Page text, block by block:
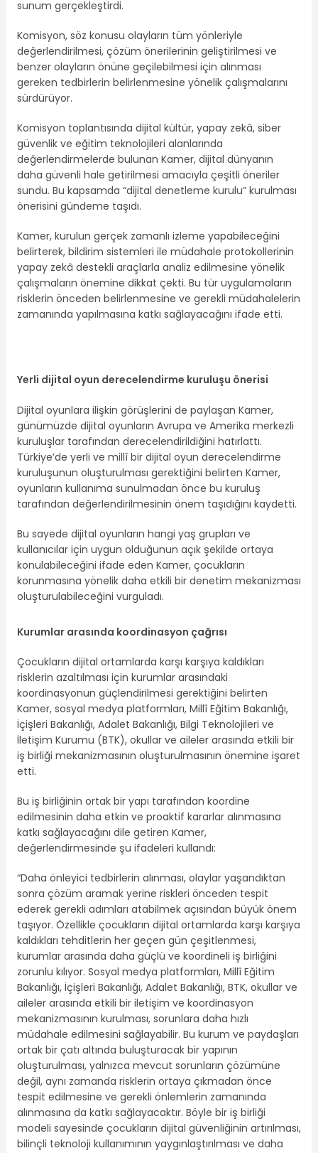
sunum gerçekleştirdi.
Komisyon, söz konusu olayların tüm yönleriyle
değerlendirilmesi, çözüm önerilerinin geliştirilmesi ve
benzer olayların önüne geçilebilmesi için alınması
gereken tedbirlerin belirlenmesine yönelik çalışmalarını
sürdürüyor.
Komisyon toplantısında dijital kültür, yapay zekâ, siber
güvenlik ve eğitim teknolojileri alanlarında
değerlendirmelerde bulunan Kamer, dijital dünyanın
daha güvenli hale getirilmesi amacıyla çeşitli öneriler
sundu. Bu kapsamda “dijital denetleme kurulu” kurulması
önerisini gündeme taşıdı.
Kamer, kurulun gerçek zamanlı izleme yapabileceğini
belirterek, bildirim sistemleri ile müdahale protokollerinin
yapay zekâ destekli araçlarla analiz edilmesine yönelik
çalışmaların önemine dikkat çekti. Bu tür uygulamaların
risklerin önceden belirlenmesine ve gerekli müdahalelerin
zamanında yapılmasına katkı sağlayacağını ifade etti.
Yerli dijital oyun derecelendirme kuruluşu önerisi
Dijital oyunlara ilişkin görüşlerini de paylaşan Kamer,
günümüzde dijital oyunların Avrupa ve Amerika merkezli
kuruluşlar tarafından derecelendirildiğini hatırlattı.
Türkiye’de yerli ve millî bir dijital oyun derecelendirme
kuruluşunun oluşturulması gerektiğini belirten Kamer,
oyunların kullanıma sunulmadan önce bu kuruluş
tarafından değerlendirilmesinin önem taşıdığını kaydetti.
Bu sayede dijital oyunların hangi yaş grupları ve
kullanıcılar için uygun olduğunun açık şekilde ortaya
konulabileceğini ifade eden Kamer, çocukların
korunmasına yönelik daha etkili bir denetim mekanizması
oluşturulabileceğini vurguladı.
Kurumlar arasında koordinasyon çağrısı
Çocukların dijital ortamlarda karşı karşıya kaldıkları
risklerin azaltılması için kurumlar arasındaki
koordinasyonun güçlendirilmesi gerektiğini belirten
Kamer, sosyal medya platformları, Millî Eğitim Bakanlığı,
İçişleri Bakanlığı, Adalet Bakanlığı, Bilgi Teknolojileri ve
İletişim Kurumu (BTK), okullar ve aileler arasında etkili bir
iş birliği mekanizmasının oluşturulmasının önemine işaret
etti.
Bu iş birliğinin ortak bir yapı tarafından koordine
edilmesinin daha etkin ve proaktif kararlar alınmasına
katkı sağlayacağını dile getiren Kamer,
değerlendirmesinde şu ifadeleri kullandı:
“Daha önleyici tedbirlerin alınması, olaylar yaşandıktan
sonra çözüm aramak yerine riskleri önceden tespit
ederek gerekli adımları atabilmek açısından büyük önem
taşıyor. Özellikle çocukların dijital ortamlarda karşı karşıya
kaldıkları tehditlerin her geçen gün çeşitlenmesi,
kurumlar arasında daha güçlü ve koordineli iş birliğini
zorunlu kılıyor. Sosyal medya platformları, Millî Eğitim
Bakanlığı, İçişleri Bakanlığı, Adalet Bakanlığı, BTK, okullar ve
aileler arasında etkili bir iletişim ve koordinasyon
mekanizmasının kurulması, sorunlara daha hızlı
müdahale edilmesini sağlayabilir. Bu kurum ve paydaşları
ortak bir çatı altında buluşturacak bir yapının
oluşturulması, yalnızca mevcut sorunların çözümüne
değil, aynı zamanda risklerin ortaya çıkmadan önce
tespit edilmesine ve gerekli önlemlerin zamanında
alınmasına da katkı sağlayacaktır. Böyle bir iş birliği
modeli sayesinde çocukların dijital güvenliğinin artırılması,
bilinçli teknoloji kullanımının yaygınlaştırılması ve daha